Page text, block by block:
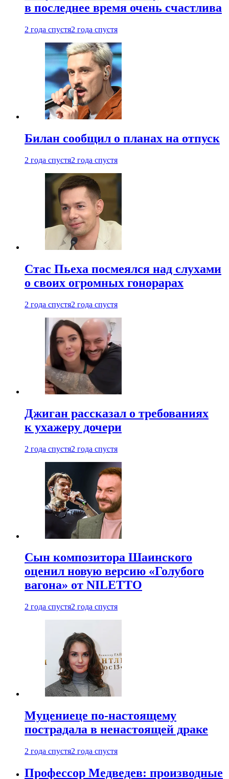
в последнее время очень счастлива
2 года спустя2 года спустя
Билан сообщил о планах на отпуск
2 года спустя2 года спустя
Стас Пьеха посмеялся над слухами
о своих огромных гонорарах
2 года спустя2 года спустя
Джиган рассказал о требованиях
к ухажеру дочери
2 года спустя2 года спустя
Сын композитора Шаинского
оценил новую версию «Голубого
вагона» от NILETTO
2 года спустя2 года спустя
Муцениеце по-настоящему
пострадала в ненастоящей драке
2 года спустя2 года спустя
Профессор Медведев: производные